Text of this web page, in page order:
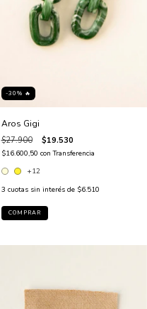
-30% 🔥
Aros Gigi
$27.900 $19.530
$16.600,50 con Transferencia
+12
3 cuotas sin interés de $6.510
COMPRAR